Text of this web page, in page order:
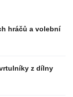
hráčů a volební
z dílny